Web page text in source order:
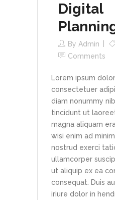
Digital
By Admin
Comments
Lorem ipsum
consectetuer
diam nonummy
tincidunt ut
magna aliquam
wisi enim ad
nostrud exerci
ullamcorper
ut aliquip ex ea
consequat. Duis
iriure dolor in